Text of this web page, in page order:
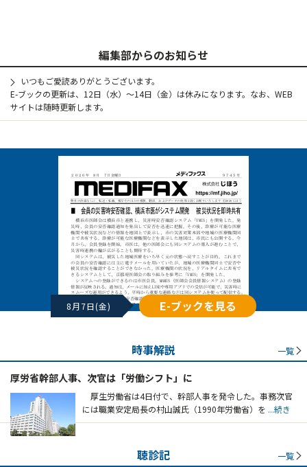
編集部からのお知らせ
いつもご愛読ありがとうございます。
E-ブックの更新は、12日（水）～14日（金）は休みになります。なお、WEB
サイトは随時更新します。
8月7日(金) E-ブックを見る
時事解説 一覧
厚労省幹部人事、次官は「労働シフト」に
厚生労働省は4日付で、幹部人事を発令した。事務次官
には職業安定局長の村山誠氏（1990年労働省）を ...続き
聴診記 一覧